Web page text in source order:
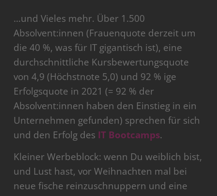
…und Vieles mehr. Über 1.500
Absolvent:innen (Frauenquote derzeit um
die 40 %, was für IT gigantisch ist), eine
durchschnittliche Kursbewertungsquote
von 4,9 (Höchstnote 5,0) und 92 % ige
Erfolgsquote in 2021 (= 92 % der
Absolvent:innen haben den Einstieg in ein
Unternehmen gefunden) sprechen für sich
und den Erfolg des IT Bootcamps.
Kleiner Werbeblock: wenn Du weiblich bist,
und Lust hast, vor Weihnachten mal bei
neue fische reinzuschnuppern und eine